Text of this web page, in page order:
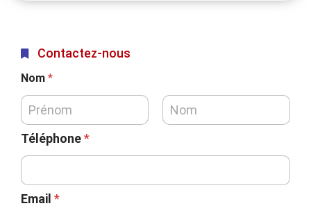
Contactez-nous
Nom *
Téléphone*
Email *